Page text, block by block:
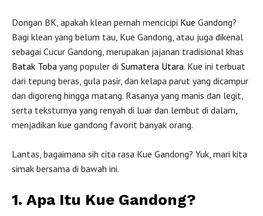
Dongan BK, apakah klean pernah mencicipi Kue Gandong?
Bagi klean yang belum tau, Kue Gandong, atau juga dikenal
sebagai Cucur Gandong, merupakan jajanan tradisional khas
Batak Toba yang populer di Sumatera Utara. Kue ini terbuat
dari tepung beras, gula pasir, dan kelapa parut yang dicampur
dan digoreng hingga matang. Rasanya yang manis dan legit,
serta teksturnya yang renyah di luar dan lembut di dalam,
menjadikan kue gandong favorit banyak orang.
Lantas, bagaimana sih cita rasa Kue Gandong? Yuk, mari kita
simak bersama di bawah ini.
1. Apa Itu Kue Gandong?